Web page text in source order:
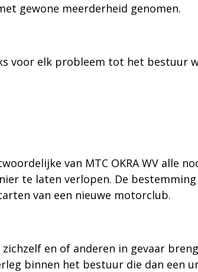
gewone meerderheid genomen.
voor elk probleem tot het bestuur
van MTC OKRA WV alle
te laten verlopen. De
van een nieuwe motorclub.
en of anderen in gevaar
binnen het bestuur die dan een